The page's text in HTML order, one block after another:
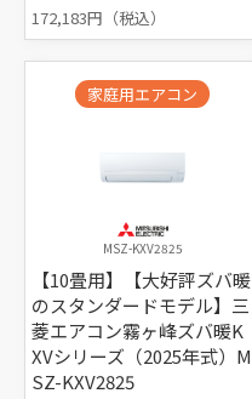
172,183円（税込）
家庭用エアコン
MSZ-KXV2825
【10畳用】【大好評ズバ暖
のスタンダードモデル】三
菱エアコン霧ヶ峰ズバ暖K
XVシリーズ（2025年式）M
SZ-KXV2825